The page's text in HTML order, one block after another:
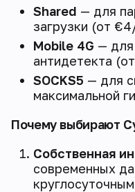
Shared — для
загрузки (от
Mobile 4G —
антидетекта
SOCKS5 — для
максимальной
Почему выбирают
Собственная
современных